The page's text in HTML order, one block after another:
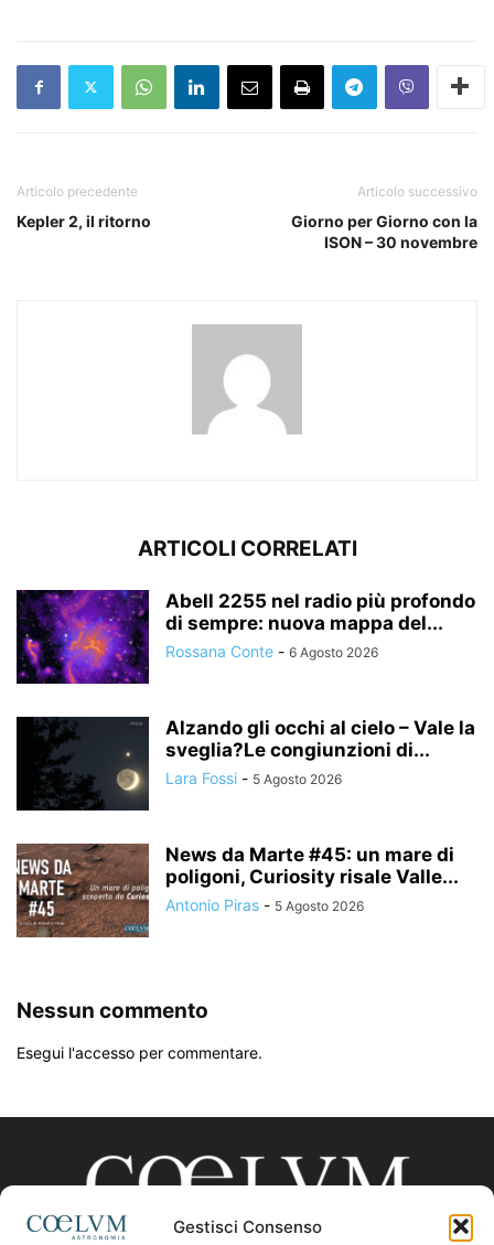
Gestisci Consenso
Articolo precedente
Kepler 2, il ritorno
Articolo successivo
Giorno per Giorno con la
ISON – 30 novembre
ARTICOLI CORRELATI
Abell 2255 nel radio più profondo
di sempre: nuova mappa del...
Rossana Conte - 6 Agosto 2026
Alzando gli occhi al cielo – Vale la
sveglia?Le congiunzioni di...
Lara Fossi - 5 Agosto 2026
News da Marte #45: un mare di
poligoni, Curiosity risale Valle...
Antonio Piras - 5 Agosto 2026
Nessun commento
Esegui l'accesso per commentare.